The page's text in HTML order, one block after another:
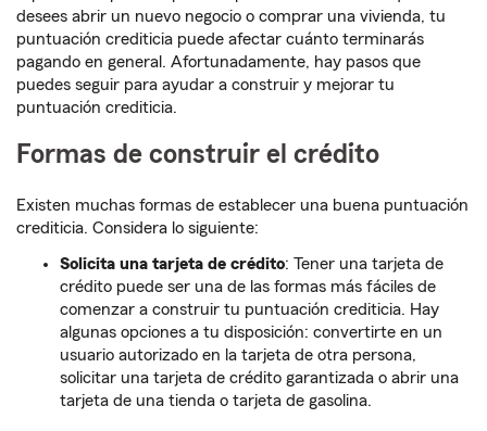
desees abrir un nuevo negocio o comprar una vivienda, tu
puntuación crediticia puede afectar cuánto terminarás
pagando en general. Afortunadamente, hay pasos que
puedes seguir para ayudar a construir y mejorar tu
puntuación crediticia.
Formas de construir el crédito
Existen muchas formas de establecer una buena puntuación
crediticia. Considera lo siguiente:
Solicita una tarjeta de crédito: Tener una tarjeta de
crédito puede ser una de las formas más fáciles de
comenzar a construir tu puntuación crediticia. Hay
algunas opciones a tu disposición: convertirte en un
usuario autorizado en la tarjeta de otra persona,
solicitar una tarjeta de crédito garantizada o abrir una
tarjeta de una tienda o tarjeta de gasolina.